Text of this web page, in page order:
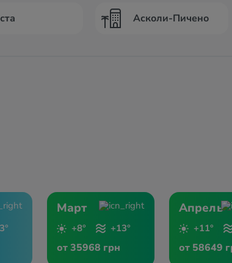
Асколи-Пичено
Март
+8° +13°
от 35968 грн
Апрель
+11°
от 58649